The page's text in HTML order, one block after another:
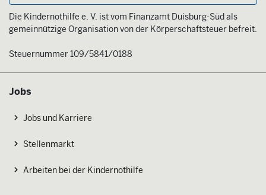
Die Kindernothilfe e. V. ist vom Finanzamt Duisburg-Süd als
gemeinnützige Organisation von der Körperschaftsteuer befreit.
Steuernummer 109/5841/0188
Jobs
Jobs und Karriere
Stellenmarkt
Arbeiten bei der Kindernothilfe